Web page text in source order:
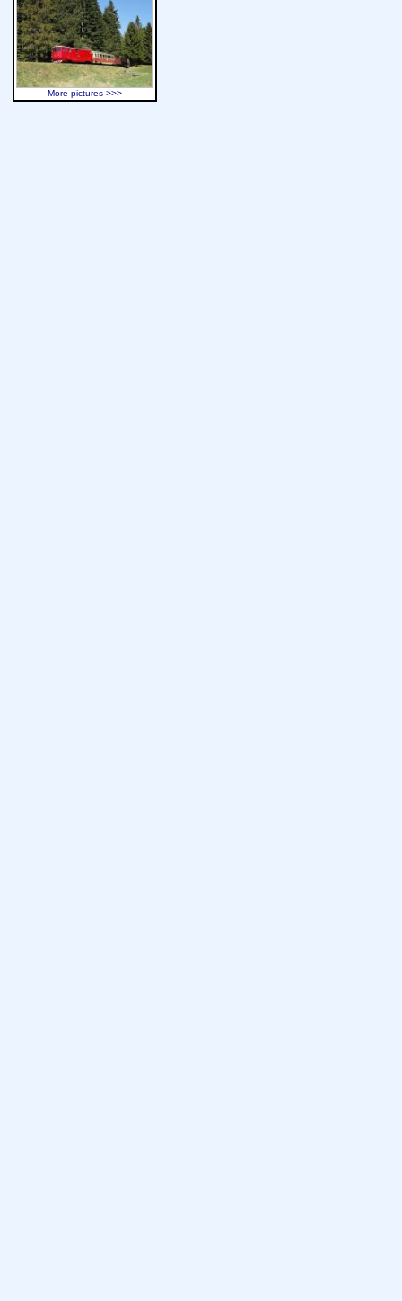
More pictures >>>